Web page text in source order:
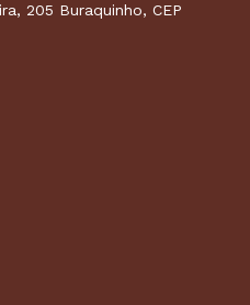
205 Buraquinho, CEP